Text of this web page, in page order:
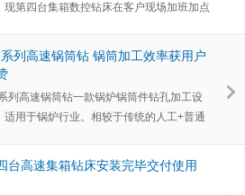
现第四台集箱数控钻床在客户现场加班加点
列高速锅筒钻 锅筒加工效率获用户
列高速锅筒钻一款锅炉锅筒件钻孔加工设
适用于锅炉行业。相较于传统的人工+普通
台高速集箱钻床安装完毕交付使用